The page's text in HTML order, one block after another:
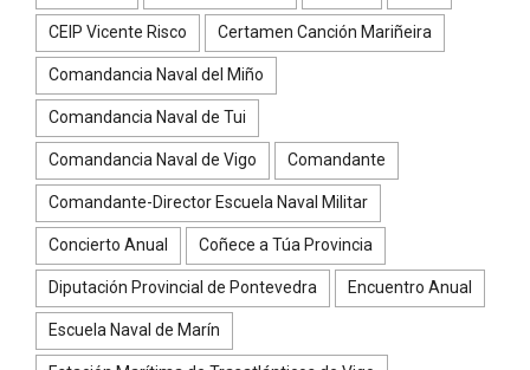
CEIP Vicente Risco Certamen Canción Mariñeira
Comandancia Naval del Miño
Comandancia Naval de Tui
Comandancia Naval de Vigo Comandante
Comandante-Director Escuela Naval Militar
Concierto Anual Coñece a Túa Provincia
Diputación Provincial de Pontevedra Encuentro Anual
Escuela Naval de Marín